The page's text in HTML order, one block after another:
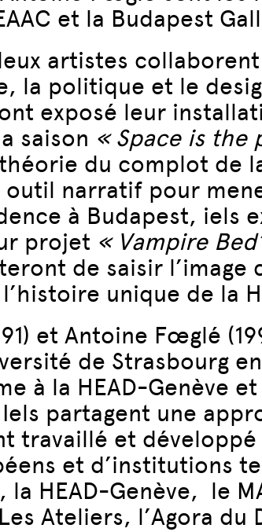
et la Budapest
artistes
la politique et le
exposé leur
saison « Space is the
du complot de
outil narratif pour
à Budapest, iels
projet « Vampire
de saisir
unique de la
et Antoine Fœglé
de Strasbourg
à la HEAD-Genève
Iels partagent une
travaillé et
et d’institutions
la HEAD-Genève, le
Ateliers, l’Agora